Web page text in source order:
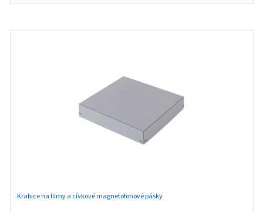
Krabice na filmy a cívkové magnetofonové pásky